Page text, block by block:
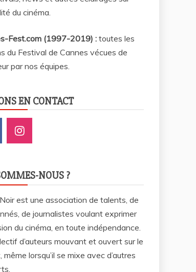
du cinéma
Fest.com (1997-2019) : toutes les
du Festival de Cannes vécues de
par nos équipes.
EN CONTACT
NOUS ?
est une association de talents, de
de journalistes voulant exprimer
du cinéma, en toute indépendance.
d’auteurs mouvant et ouvert sur le
lorsqu’il se mixe avec d’autres